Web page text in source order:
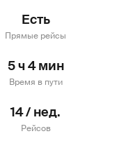
Есть
Прямые рейсы
5 ч 4 мин
Время в пути
14 / нед.
Рейсов